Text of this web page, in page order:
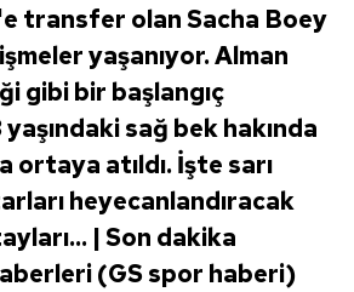
transfer olan Sacha Boey
yaşanıyor. Alman
gibi bir başlangıç
sağ bek hakında
ortaya atıldı. İşte sarı
heyecanlandıracak
| Son dakika
(GS spor haberi)